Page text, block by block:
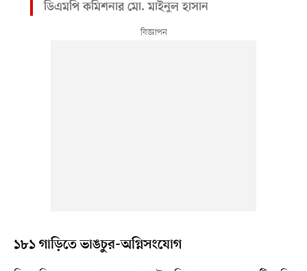
ডিএমপি কমিশনার মো. মাইনুল হাসান
১৮১ গাড়িতে ভাঙচুর-অগ্নিসংযোগ